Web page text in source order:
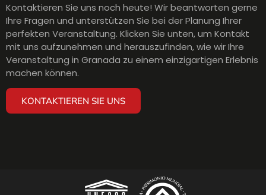
Kontaktieren Sie uns noch heute! Wir beantworten gerne
Ihre Fragen und unterstützen Sie bei der Planung Ihrer
perfekten Veranstaltung. Klicken Sie unten, um Kontakt
mit uns aufzunehmen und herauszufinden, wie wir Ihre
Veranstaltung in Granada zu einem einzigartigen Erlebnis
machen können.
KONTAKTIEREN SIE UNS